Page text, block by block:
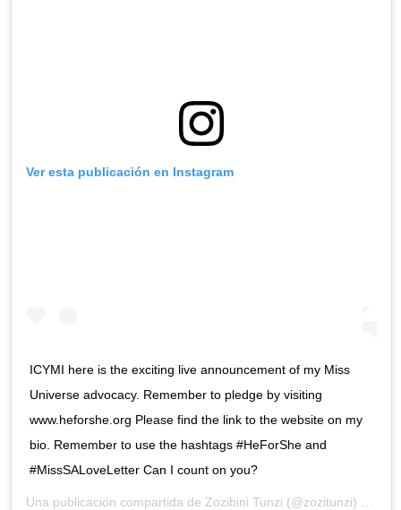
Ver esta publicación en Instagram
ICYMI here is the exciting live announcement of my Miss
Universe advocacy. Remember to pledge by visiting
www.heforshe.org Please find the link to the website on my
bio. Remember to use the hashtags #HeForShe and
#MissSALoveLetter Can I count on you?
Una publicación compartida de Zozibini Tunzi (@zozitunzi) el